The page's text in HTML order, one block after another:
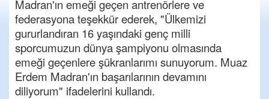
Madran'ın emeği geçen antrenörlere ve
federasyona teşekkür ederek, "Ülkemizi
gururlandıran 16 yaşındaki genç milli
sporcumuzun dünya şampiyonu olmasında
emeği geçenlere şükranlarımı sunuyorum. Muaz
Erdem Madran'ın başarılarının devamını
diliyorum" ifadelerini kullandı.